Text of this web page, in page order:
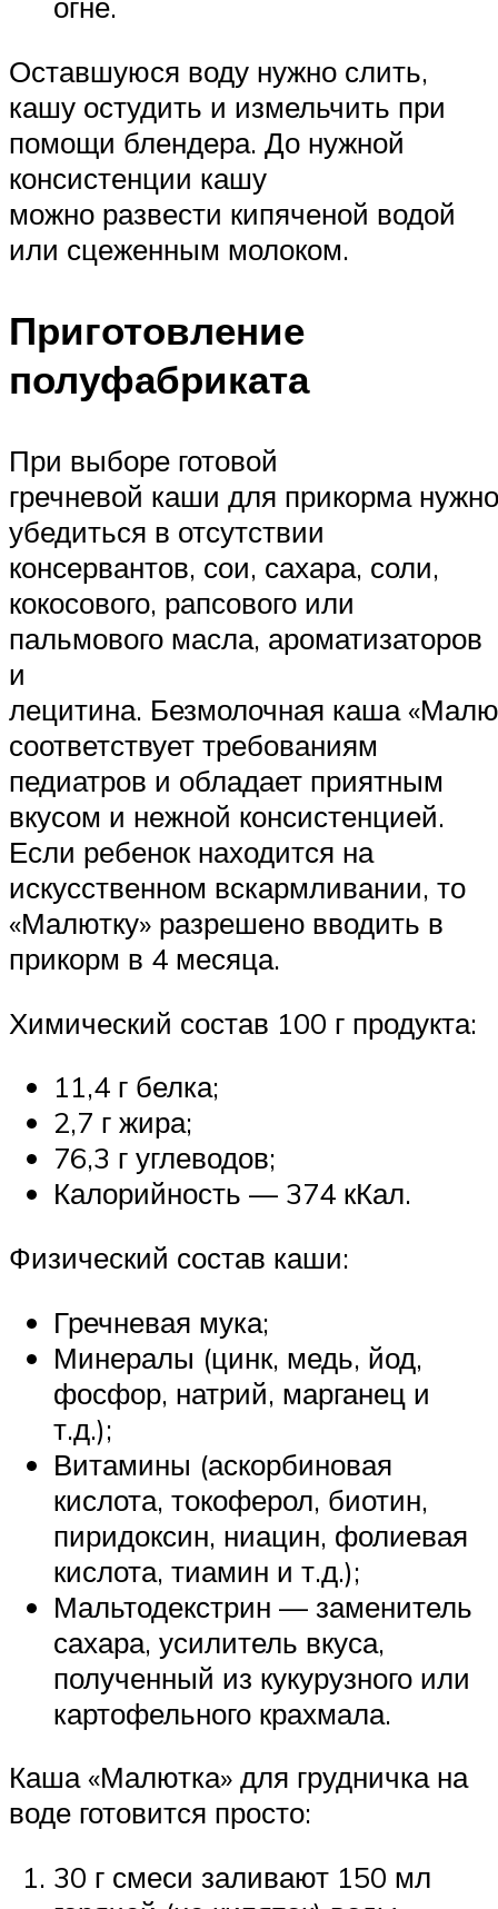
Оставшуюся воду нужно слить,
кашу остудить и измельчить при
помощи блендера. До нужной
консистенции кашу
можно развести кипяченой водой
или сцеженным молоком.
Приготовление
полуфабриката
При выборе готовой
гречневой каши для прикорма нужно
убедиться в отсутствии
консервантов, сои, сахара, соли,
кокосового, рапсового или
пальмового масла, ароматизаторов
и
лецитина. Безмолочная каша
соответствует требованиям
педиатров и обладает приятным
вкусом и нежной консистенцией.
Если ребенок находится на
искусственном вскармливании, то
«Малютку» разрешено вводить в
прикорм в 4 месяца.
Химический состав 100 г продукта:
11,4 г белка;
2,7 г жира;
76,3 г углеводов;
Калорийность — 374 кКал.
Физический состав каши:
Гречневая мука;
Минералы (цинк, медь, йод,
фосфор, натрий, марганец и
т.д.);
Витамины (аскорбиновая
кислота, токоферол, биотин,
пиридоксин, ниацин, фолиевая
кислота, тиамин и т.д.);
Мальтодекстрин — заменитель
сахара, усилитель вкуса,
полученный из кукурузного или
картофельного крахмала.
Каша «Малютка» для грудничка на
воде готовится просто:
30 г смеси заливают 150 мл